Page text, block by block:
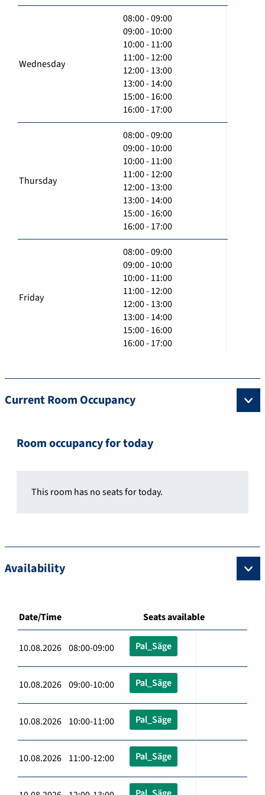
Wednesday
08:00 - 09:00
09:00 - 10:00
10:00 - 11:00
11:00 - 12:00
12:00 - 13:00
13:00 - 14:00
15:00 - 16:00
16:00 - 17:00
Thursday
08:00 - 09:00
09:00 - 10:00
10:00 - 11:00
11:00 - 12:00
12:00 - 13:00
13:00 - 14:00
15:00 - 16:00
16:00 - 17:00
Friday
08:00 - 09:00
09:00 - 10:00
10:00 - 11:00
11:00 - 12:00
12:00 - 13:00
13:00 - 14:00
15:00 - 16:00
16:00 - 17:00
Current Room Occupancy
Room occupancy for today
This room has no seats for today.
Availability
Date/Time Seats available
10.08.2026 08:00-09:00 Pal_Säge
10.08.2026 09:00-10:00 Pal_Säge
10.08.2026 10:00-11:00 Pal_Säge
10.08.2026 11:00-12:00 Pal_Säge